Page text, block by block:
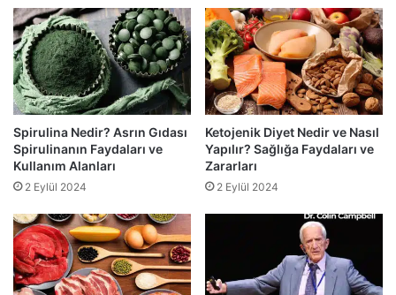
Spirulina Nedir? Asrın Gıdası
Spirulinanın Faydaları ve
Kullanım Alanları
2 Eylül 2024
Ketojenik Diyet Nedir ve Nasıl
Yapılır? Sağlığa Faydaları ve
Zararları
2 Eylül 2024